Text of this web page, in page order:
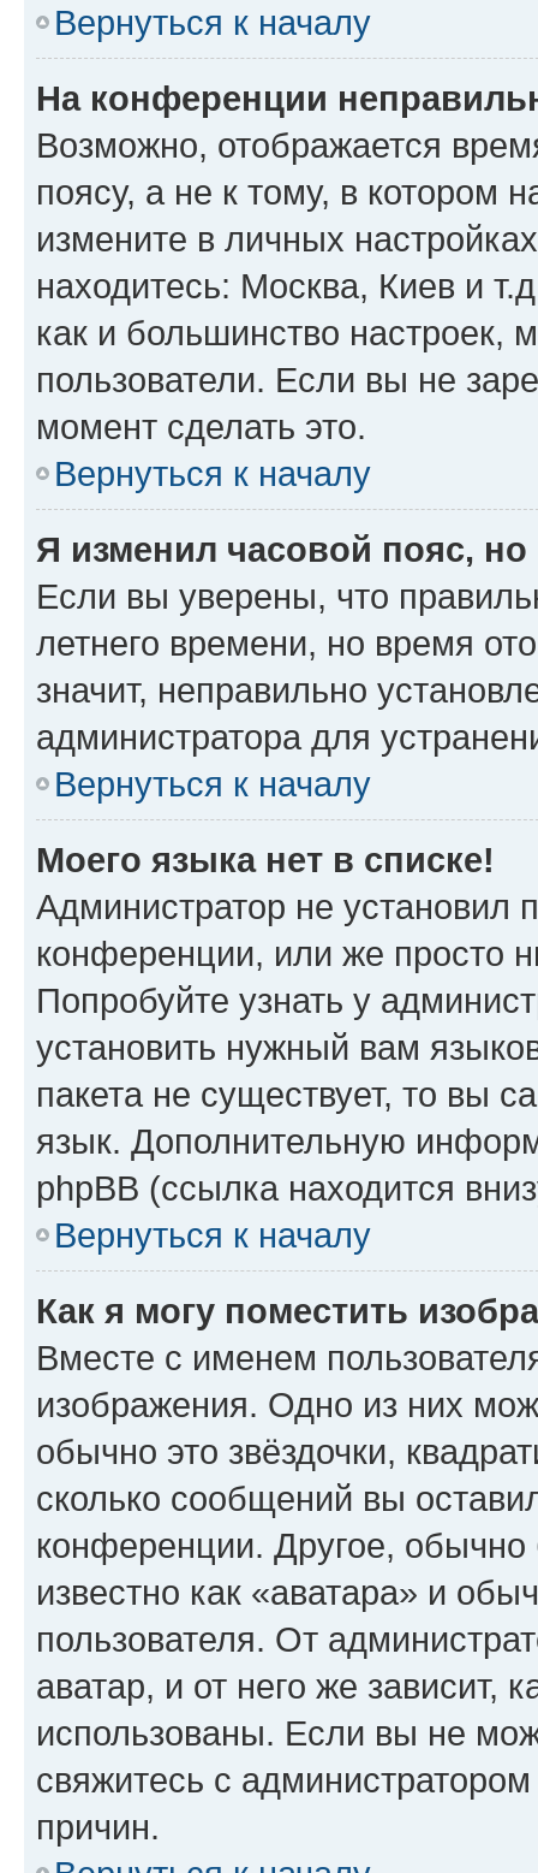
Вернуться к началу
На конференции
Возможно, отображается
поясу, а не к тому, в котором
измените в личных
находитесь: Москва, Киев и
как и большинство настроек,
пользователи. Если вы не
момент сделать это.
Вернуться к началу
Я изменил часовой пояс,
Если вы уверены, что
летнего времени, но время
значит, неправильно
администратора для
Вернуться к началу
Моего языка нет в списке!
Администратор не установил
конференции, или же просто
Попробуйте узнать у
установить нужный вам
пакета не существует, то вы
язык. Дополнительную
phpBB (ссылка находится
Вернуться к началу
Как я могу поместить
Вместе с именем
изображения. Одно из них
обычно это звёздочки,
сколько сообщений вы
конференции. Другое,
известно как «аватара» и
пользователя. От
аватар, и от него же зависит,
использованы. Если вы не
свяжитесь с
причин.